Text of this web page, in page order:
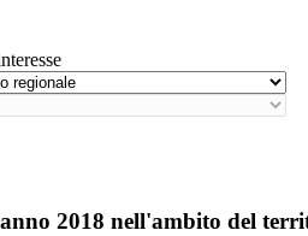
2018 nell'ambito del